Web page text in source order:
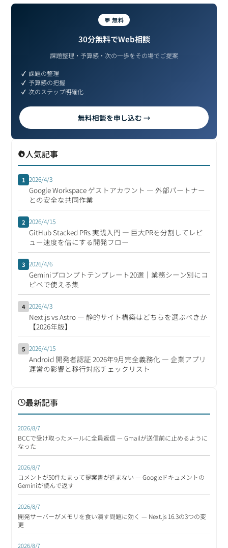
💬 無料
30分無料でWeb相談
課題整理・予算感・次の一歩をその場でご提案
課題の整理
予算感の把握
次のステップ明確化
無料相談を申し込む →
人気記事
1 2026/4/3
Google Workspace ゲストアカウント ― 外部パートナー
との安全な共同作業
2 2026/4/15
GitHub Stacked PRs 実践入門 ― 巨大PRを分割してレビ
ュー速度を倍にする開発フロー
3 2026/4/6
Geminiプロンプトテンプレート20選｜業務シーン別にコ
ピペで使える集
4 2026/4/3
Next.js vs Astro ― 静的サイト構築はどちらを選ぶべきか
【2026年版】
5 2026/4/15
Android 開発者認証 2026年9月完全義務化 ― 企業アプリ
運営の影響と移行対応チェックリスト
最新記事
2026/8/7
BCCで受け取ったメールに全員返信 — Gmailが送信前に止めるように
なった
2026/8/7
コメントが50件たまって提案書が進まない — Googleドキュメントの
Geminiが読んで返す
2026/8/7
開発サーバーがメモリを食い潰す問題に効く — Next.js 16.3の3つの変
更
2026/8/7